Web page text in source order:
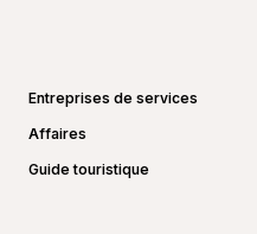
Entreprises de services
Affaires
Guide touristique